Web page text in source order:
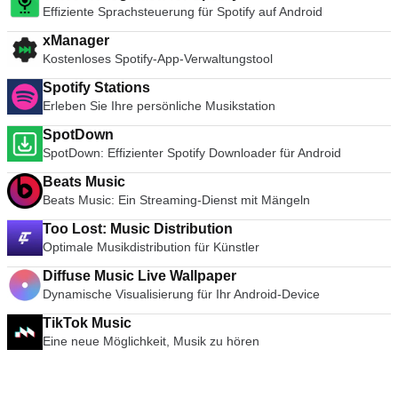
Effiziente Sprachsteuerung für Spotify auf Android
xManager
Kostenloses Spotify-App-Verwaltungstool
Spotify Stations
Erleben Sie Ihre persönliche Musikstation
SpotDown
SpotDown: Effizienter Spotify Downloader für Android
Beats Music
Beats Music: Ein Streaming-Dienst mit Mängeln
Too Lost: Music Distribution
Optimale Musikdistribution für Künstler
Diffuse Music Live Wallpaper
Dynamische Visualisierung für Ihr Android-Device
TikTok Music
Eine neue Möglichkeit, Musik zu hören